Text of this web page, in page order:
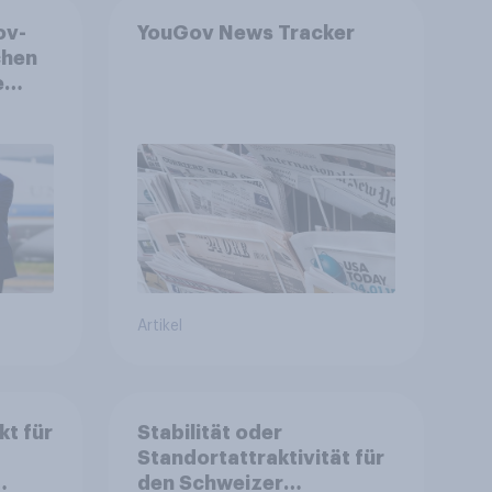
YouGov News Tracker
Artikel
für
Stabilität oder
Standortattraktivität für
den Schweizer